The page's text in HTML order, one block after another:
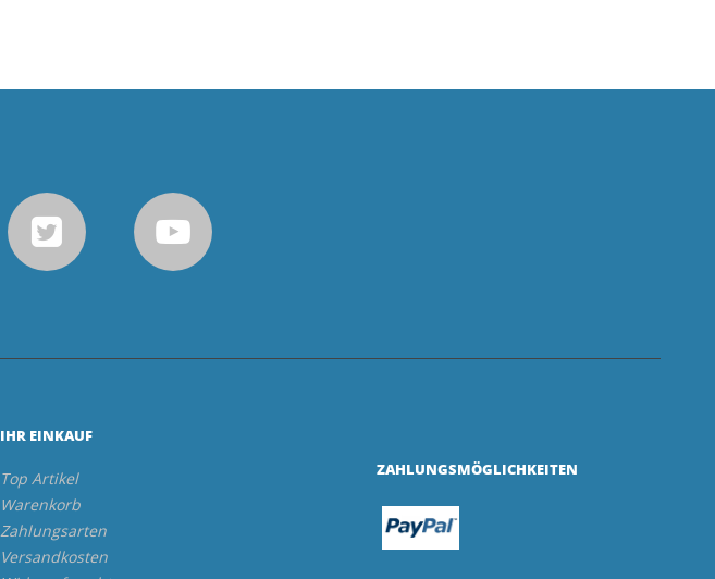
IHR EINKAUF
Top Artikel
Warenkorb
Zahlungsarten
Versandkosten
ZAHLUNGSMÖGLICHKEITEN